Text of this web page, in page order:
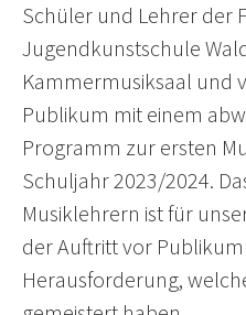
Schüler und Lehrer der
Jugendkunstschule
Kammermusiksaal und
Publikum mit einem
Programm zur ersten
Schuljahr 2023/2024.
Musiklehrern ist für
der Auftritt vor
Herausforderung,